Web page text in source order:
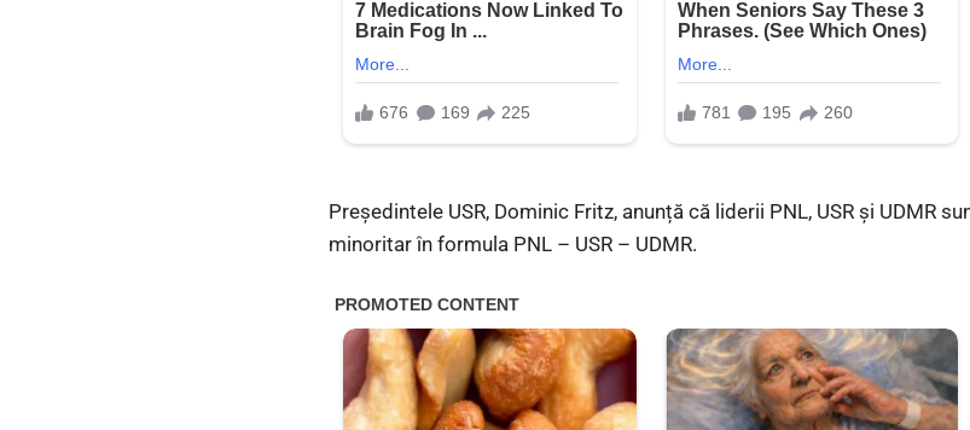
Președintele USR, Dominic Fritz, anunță că liderii PNL, USR și UDMR
minoritar în formula PNL – USR – UDMR.